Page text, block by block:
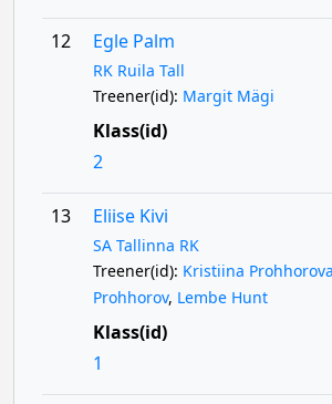
12 Egle Palm
RK Ruila Tall
Treener(id): Margit Mägi
Klass(id)
2
13 Eliise Kivi
SA Tallinna RK
Treener(id): Kristiina Prohhorova
Prohhorov, Lembe Hunt
Klass(id)
1